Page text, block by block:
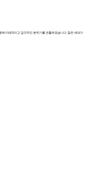
미래적이고 감각적인 분위기를 연출하였습니다. 젊은 세대가